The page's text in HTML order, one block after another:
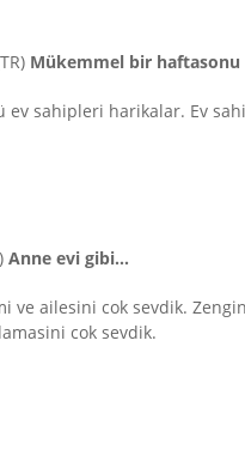
Mükemmel bir haftasonu
ev sahipleri harikalar. Ev
Anne evi gibi…
ve ailesini cok sevdik.
cok sevdik.